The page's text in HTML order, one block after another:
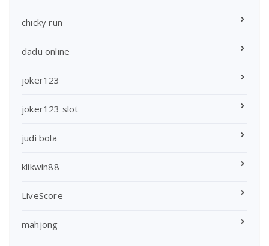
chicky run
dadu online
joker123
joker123 slot
judi bola
klikwin88
LiveScore
mahjong